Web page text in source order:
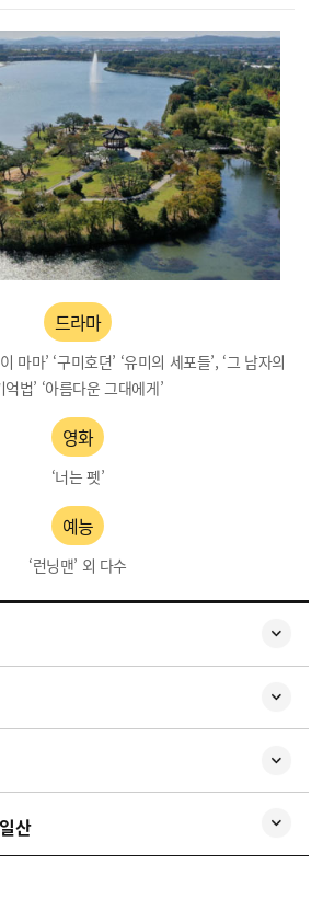
드라마
마마’ ‘구미호뎐’ ‘유미의 세포들’, ‘그 남자의
억법’ ‘아름다운 그대에게’
영화
‘너는 펫’
예능
‘런닝맨’ 외 다수
산